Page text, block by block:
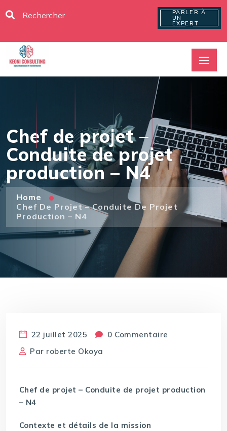
PARLER À
UN
EXPERT
Chef de projet –
Conduite de projet
production – N4
Home
Chef De Projet – Conduite De Projet
Production – N4
22 juillet 2025
0 Commentaire
Par roberte Okoya
Chef de projet – Conduite de projet production
– N4
Contexte et détails de la mission